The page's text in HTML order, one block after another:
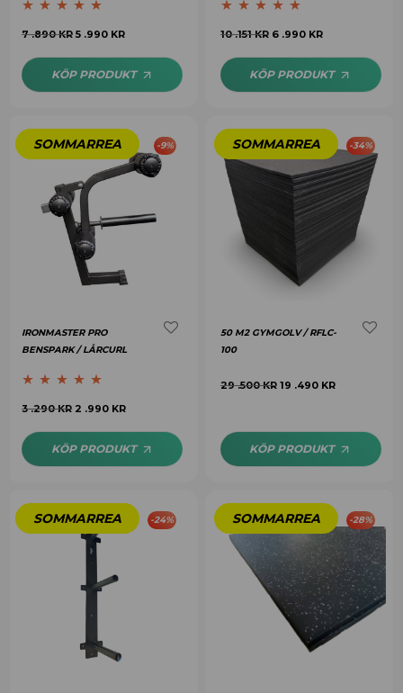
Betygsatt5.00
7 .890KR 5 .990 KR
KÖP PRODUKT
Betygsatt 5.00
10 .151KR 6 .990 KR
KÖP PRODUKT
-9%
IRONMASTER PRO
BENSPARK / LÅRCURL
Betygsatt 4.70
3 .290KR 2 .990 KR
KÖP PRODUKT
-34%
50 M2 GYMGOLV / RFLC-
100
29 .500KR 19 .490 KR
KÖP PRODUKT
-24% -28%